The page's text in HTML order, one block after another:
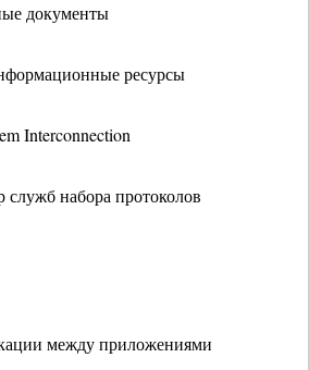
документы
ресурсы
Interconnection
служб набора протоколов
между приложениями